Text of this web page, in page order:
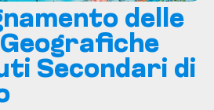
delle
Secondari di